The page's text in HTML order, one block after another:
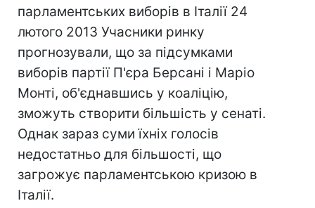
парламентських виборів в Італії 24
лютого 2013 Учасники ринку
прогнозували, що за підсумками
виборів партії П'єра Берсані і Маріо
Монті, об'єднавшись у коаліцію,
зможуть створити більшість у сенаті.
Однак зараз суми їхніх голосів
недостатньо для більшості, що
загрожує парламентською кризою в
Італії.